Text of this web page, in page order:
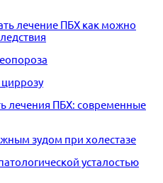
лечение ПБХ как можно
лечения ПБХ: современные
зудом при холестазе
усталостью